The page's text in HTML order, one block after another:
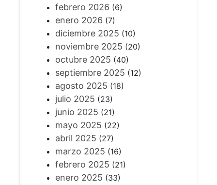
febrero 2026 (6)
enero 2026 (7)
diciembre 2025 (10)
noviembre 2025 (20)
octubre 2025 (40)
septiembre 2025 (12)
agosto 2025 (18)
julio 2025 (23)
junio 2025 (21)
mayo 2025 (22)
abril 2025 (27)
marzo 2025 (16)
febrero 2025 (21)
enero 2025 (33)